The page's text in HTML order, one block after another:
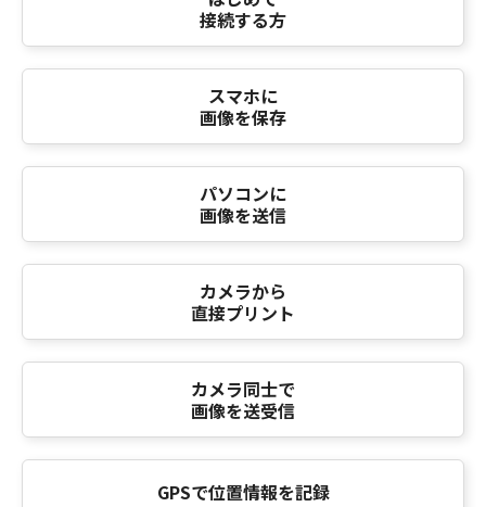
接続する方
スマホに
画像を保存
パソコンに
画像を送信
カメラから
直接プリント
カメラ同士で
画像を送受信
GPSで位置情報を記録